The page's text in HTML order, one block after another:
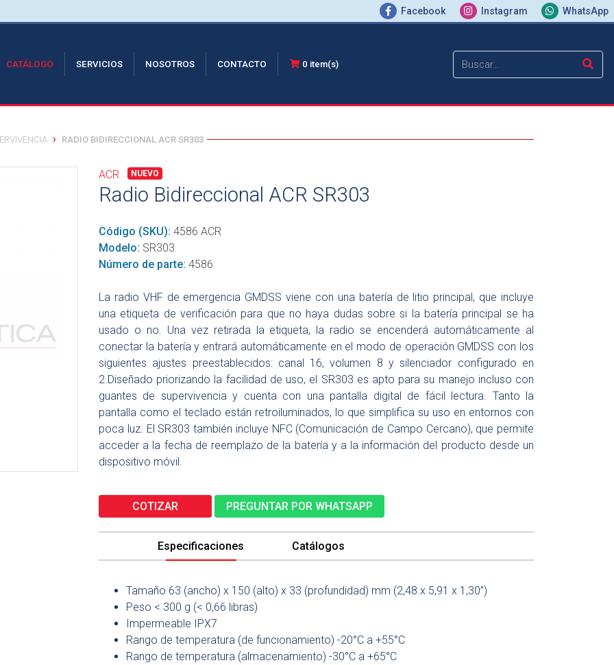
Facebook Instagram WhatsApp
CATÁLOGO SERVICIOS NOSOTROS CONTACTO 0 item(s)
RADIO BIDIRECCIONAL ACR SR303
ACR NUEVO
Radio Bidireccional ACR SR303
Código (SKU): 4586 ACR
Modelo: SR303
Número de parte: 4586
La radio VHF de emergencia GMDSS viene con una batería de litio principal, que incluye
una etiqueta de verificación para que no haya dudas sobre si la batería principal se ha
usado o no. Una vez retirada la etiqueta, la radio se encenderá automáticamente al
conectar la batería y entrará automáticamente en el modo de operación GMDSS con los
siguientes ajustes preestablecidos: canal 16, volumen 8 y silenciador configurado en
2.Diseñado priorizando la facilidad de uso, el SR303 es apto para su manejo incluso con
guantes de supervivencia y cuenta con una pantalla digital de fácil lectura. Tanto la
pantalla como el teclado están retroiluminados, lo que simplifica su uso en entornos con
poca luz. El SR303 también incluye NFC (Comunicación de Campo Cercano), que permite
acceder a la fecha de reemplazo de la batería y a la información del producto desde un
dispositivo móvil.
COTIZAR PREGUNTAR POR WHATSAPP
Especificaciones Catálogos
Tamaño 63 (ancho) x 150 (alto) x 33 (profundidad) mm (2,48 x 5,91 x 1,30”)
Peso < 300 g (< 0,66 libras)
Impermeable IPX7
Rango de temperatura (de funcionamiento) -20°C a +55°C
Rango de temperatura (almacenamiento) -30°C a +65°C